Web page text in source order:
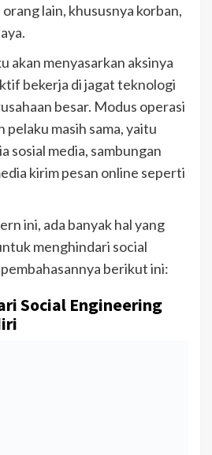
lain, khususnya korban,
akan menyasarkan aksinya
bekerja di jagat teknologi
besar. Modus operasi
pelaku masih sama, yaitu
sosial media, sambungan
kirim pesan online seperti
ini, ada banyak hal yang
menghindari social
berikut ini:
Social Engineering